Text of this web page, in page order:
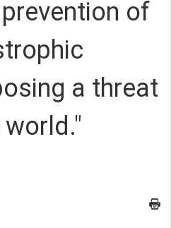
of
a threat